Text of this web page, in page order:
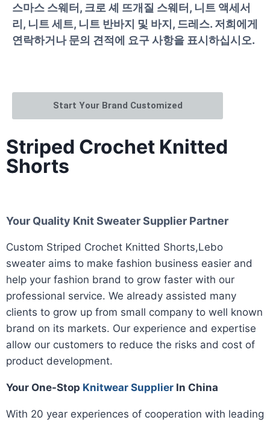
스마스 스웨터, 크로 셰 뜨개질 스웨터, 니트 액세서
리, 니트 세트, 니트 반바지 및 바지, 드레스. 저희에게
연락하거나 문의 견적에 요구 사항을 표시하십시오.
Start Your Brand Customized
Striped Crochet Knitted
Shorts
Your Quality Knit Sweater Supplier Partner
Custom Striped Crochet Knitted Shorts,Lebo
sweater aims to make fashion business easier and
help your fashion brand to grow faster with our
professional service. We already assisted many
clients to grow up from small company to well known
brand on its markets. Our experience and expertise
allow our customers to reduce the risks and cost of
product development.
Your One-Stop Knitwear Supplier In China
With 20 year experiences of cooperation with leading